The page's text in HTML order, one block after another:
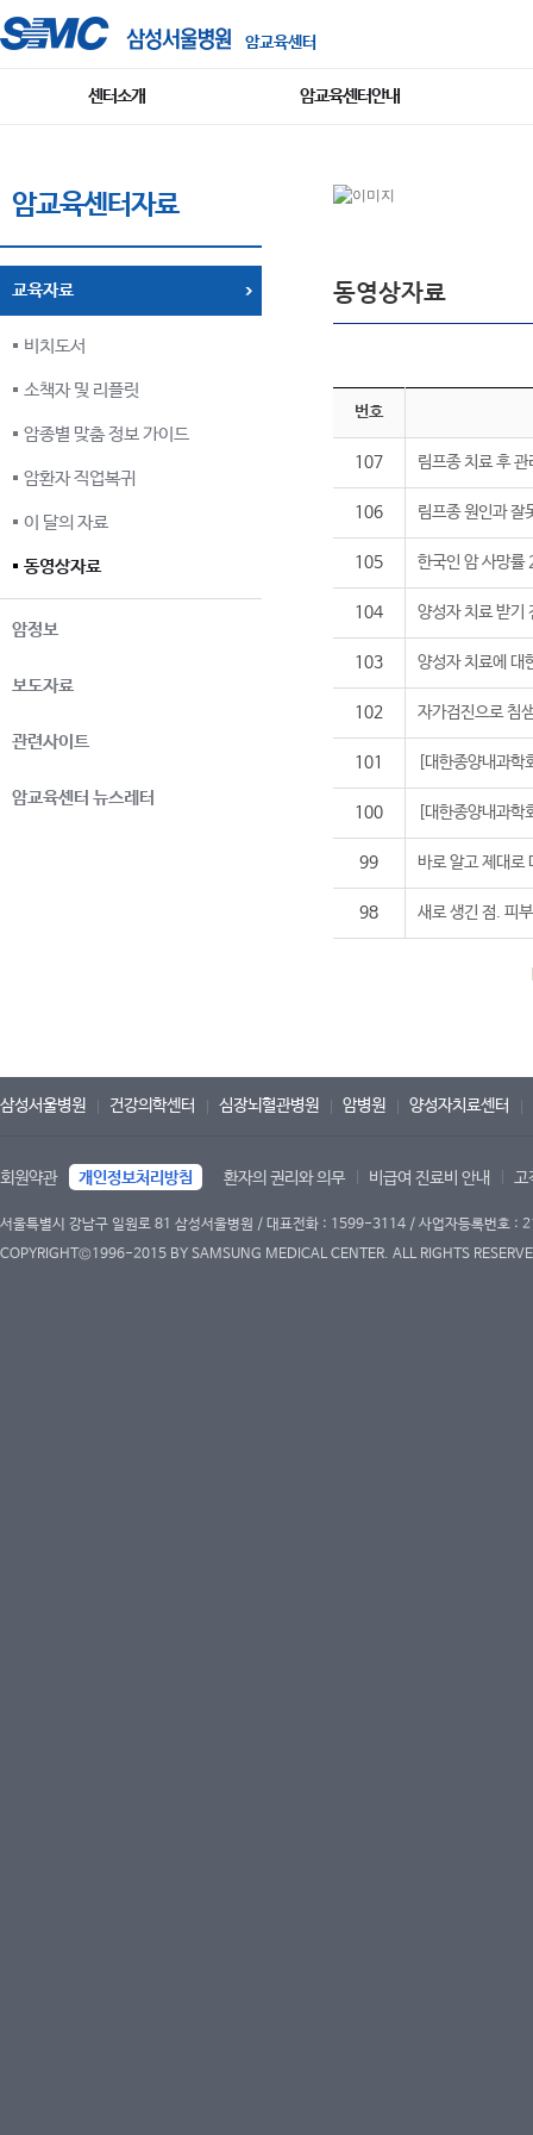
암교육센터
센터소개 암교육센터안내
암교육센터자료
교육자료
비치도서
소책자 및 리플릿
암종별 맞춤 정보 가이드
암환자 직업복귀
이 달의 자료
동영상자료
암정보
보도자료
관련사이트
암교육센터 뉴스레터
동영상자료
번호
107 림프종 치료 후
106 림프종 원인과 잘
105 한국인 암 사망률
104 양성자 치료 받기
103 양성자 치료에 대
102 자가검진으로 침
101 [대한종양내과
100 [대한종양내과
99 바로 알고 제대로
98 새로 생긴 점. 피
삼성서울병원 건강의학센터 심장뇌혈관병원 암병원 양성자치료센터
회원약관 개인정보처리방침 환자의 권리와 의무 비급여 진료비 안내 고
서울특별시 강남구 일원로 81 삼성서울병원 / 대표전화 : 1599-3114 / 사업자등록번호
COPYRIGHT©1996-2015 BY SAMSUNG MEDICAL CENTER. ALL RIGHTS